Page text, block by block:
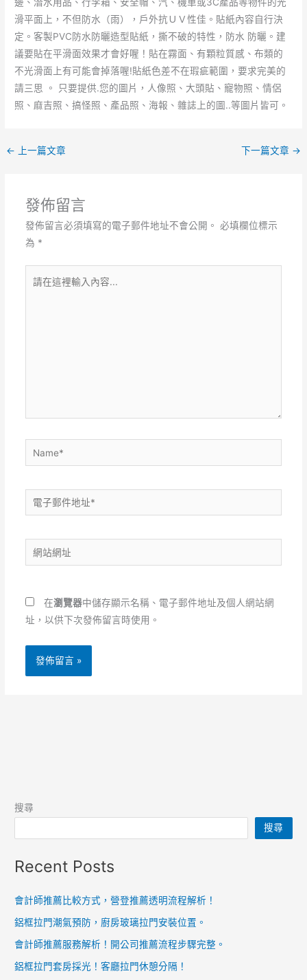
滑平面上，不但防水（雨），戶外抗ＵＶ性佳。貼紙內容自行決
定。客製PVC防水防曬造型貼紙，撕不破的特性，防水 防曬。建
議要貼在平滑面效果才會好喔！貼在霧面、有顆粒質感、布類的
不光滑面上有可能會掉落喔!貼紙色差不在瑕疵範圍，要求完美的
請三思 。 只要提供.您的圖片，人像照、大頭貼、寵物照、情侶
照、麻吉照、搞怪照、產品照、海報、雜誌上的圖..等圖片皆可。
← 上一篇文章 下一篇文章 →
發佈留言
發佈留言必須填寫的電子郵件地址不會公開。 必填欄位標示
為 *
在
Name*
電
子
件
地
*
站
址
在瀏覽器中儲存顯示名稱、電子郵件地址及個人網站網
址，以供下次發佈留言時使用。
搜尋
搜尋
Recent Posts
會計師推薦比較方式，營登推薦透明流程解析！
鋁框拉門潮氣預防，廚房玻璃拉門安裝位置。
會計師推薦服務解析！開公司推薦流程步驟完整。
鋁框拉門套房採光！客廳拉門休憩分隔！